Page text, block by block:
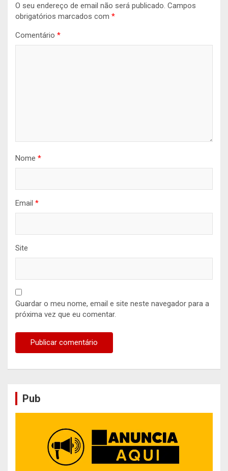
O seu endereço de email não será publicado. Campos
obrigatórios marcados com *
Comentário *
Nome *
Email *
Site
Guardar o meu nome, email e site neste navegador para a
próxima vez que eu comentar.
Pub